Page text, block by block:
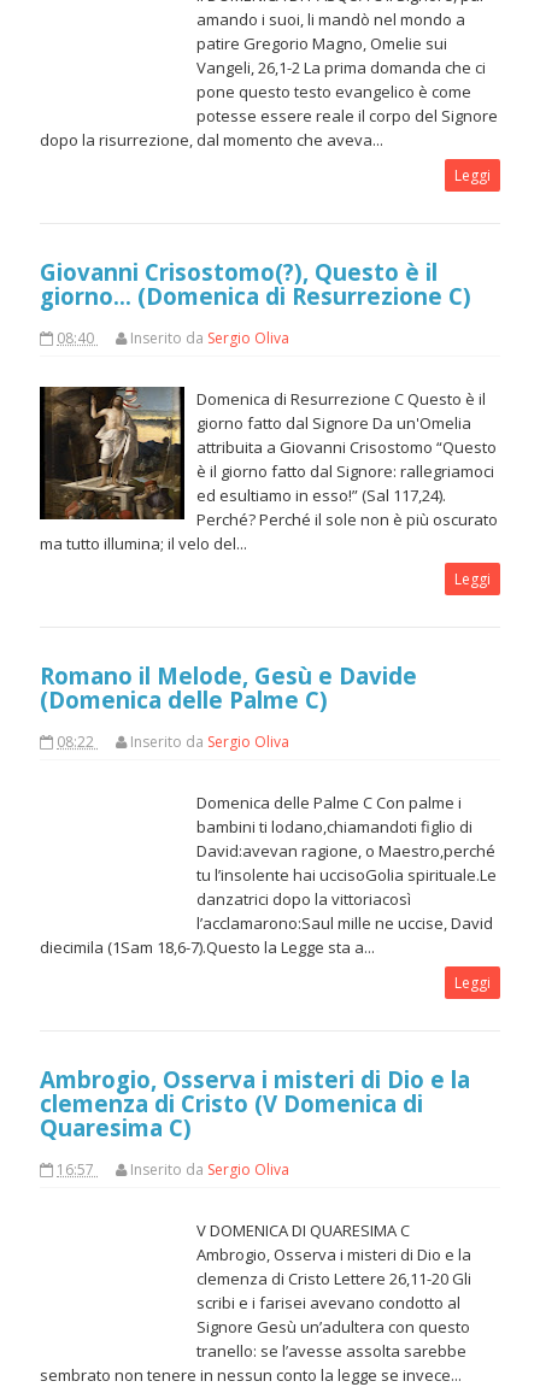
amando i suoi, li mandò nel mondo a
patire Gregorio Magno, Omelie sui
Vangeli, 26,1-2 La prima domanda che ci
pone questo testo evangelico è come
potesse essere reale il corpo del Signore
dopo la risurrezione, dal momento che aveva...
Leggi
Giovanni Crisostomo(?), Questo è il
giorno... (Domenica di Resurrezione C)
08:40 Inserito da Sergio Oliva
Domenica di Resurrezione C Questo è il
giorno fatto dal Signore Da un'Omelia
attribuita a Giovanni Crisostomo “Questo
è il giorno fatto dal Signore: rallegriamoci
ed esultiamo in esso!” (Sal 117,24).
Perché? Perché il sole non è più oscurato
ma tutto illumina; il velo del...
Leggi
Romano il Melode, Gesù e Davide
(Domenica delle Palme C)
08:22 Inserito da Sergio Oliva
Domenica delle Palme C Con palme i
bambini ti lodano,chiamandoti figlio di
David:avevan ragione, o Maestro,perché
tu l’insolente hai uccisoGolia spirituale.Le
danzatrici dopo la vittoriacosì
l’acclamarono:Saul mille ne uccise, David
diecimila (1Sam 18,6-7).Questo la Legge sta a...
Leggi
Ambrogio, Osserva i misteri di Dio e la
clemenza di Cristo (V Domenica di
Quaresima C)
16:57 Inserito da Sergio Oliva
V DOMENICA DI QUARESIMA C
Ambrogio, Osserva i misteri di Dio e la
clemenza di Cristo Lettere 26,11-20 Gli
scribi e i farisei avevano condotto al
Signore Gesù un’adultera con questo
tranello: se l’avesse assolta sarebbe
sembrato non tenere in nessun conto la legge se invece...